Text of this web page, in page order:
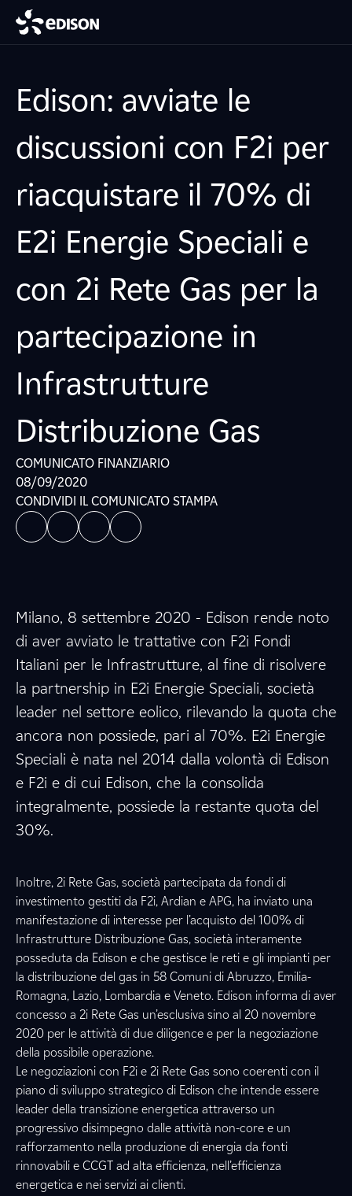
Edison: avviate le
discussioni con F2i per
riacquistare il 70% di
E2i Energie Speciali e
con 2i Rete Gas per la
partecipazione in
Infrastrutture
Distribuzione Gas
COMUNICATO FINANZIARIO
08/09/2020
CONDIVIDI IL COMUNICATO STAMPA
Milano, 8 settembre 2020 - Edison rende noto
di aver avviato le trattative con F2i Fondi
Italiani per le Infrastrutture, al fine di risolvere
la partnership in E2i Energie Speciali, società
leader nel settore eolico, rilevando la quota che
ancora non possiede, pari al 70%. E2i Energie
Speciali è nata nel 2014 dalla volontà di Edison
e F2i e di cui Edison, che la consolida
integralmente, possiede la restante quota del
30%.
Inoltre, 2i Rete Gas, società partecipata da fondi di
investimento gestiti da F2i, Ardian e APG, ha inviato una
manifestazione di interesse per l’acquisto del 100% di
Infrastrutture Distribuzione Gas, società interamente
posseduta da Edison e che gestisce le reti e gli impianti per
la distribuzione del gas in 58 Comuni di Abruzzo, Emilia-
Romagna, Lazio, Lombardia e Veneto. Edison informa di aver
concesso a 2i Rete Gas un’esclusiva sino al 20 novembre
2020 per le attività di due diligence e per la negoziazione
della possibile operazione.
Le negoziazioni con F2i e 2i Rete Gas sono coerenti con il
piano di sviluppo strategico di Edison che intende essere
leader della transizione energetica attraverso un
progressivo disimpegno dalle attività non-core e un
rafforzamento nella produzione di energia da fonti
rinnovabili e CCGT ad alta efficienza, nell’efficienza
energetica e nei servizi ai clienti.